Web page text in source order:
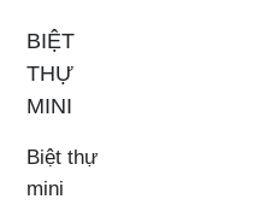
BIỆT
THỰ
MINI
Biệt thự
mini